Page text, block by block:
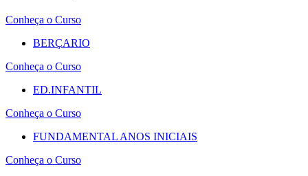
Conheça o Curso
BERÇARIO
Conheça o Curso
ED.INFANTIL
Conheça o Curso
FUNDAMENTAL ANOS INICIAIS
Conheça o Curso